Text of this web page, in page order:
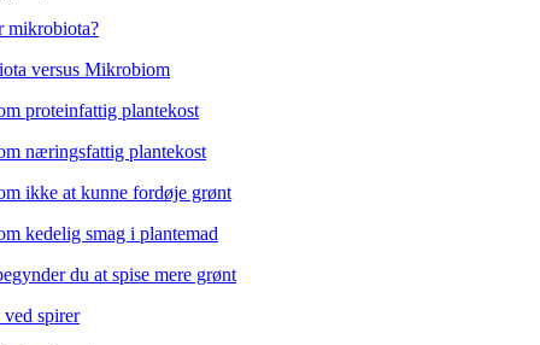
mikrobiota?
versus Mikrobiom
proteinfattig plantekost
næringsfattig plantekost
ikke at kunne fordøje grønt
kedelig smag i plantemad
du at spise mere grønt
ved spirer